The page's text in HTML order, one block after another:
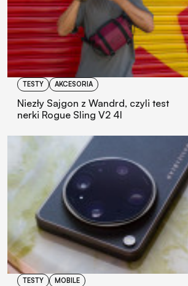
TESTY AKCESORIA
Niezły Sajgon z Wandrd, czyli test
nerki Rogue Sling V2 4l
TESTY MOBILE